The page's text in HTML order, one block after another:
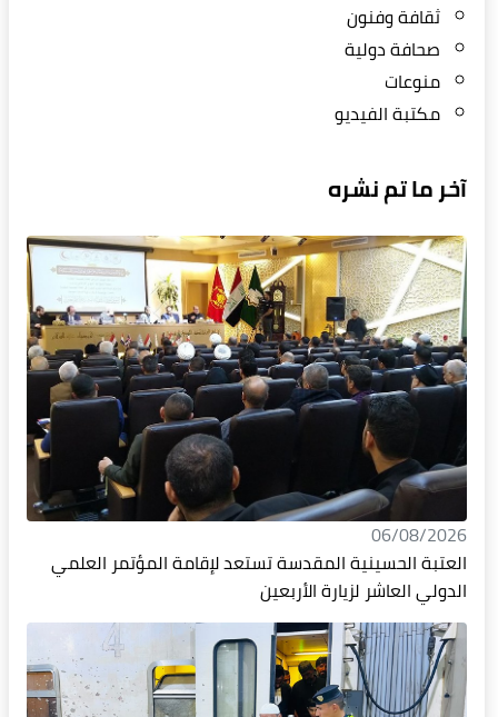
ثقافة وفنون
صحافة دولية
منوعات
مكتبة الفيديو
آخر ما تم نشره
06/08/2026
العتبة الحسينية المقدسة تستعد لإقامة المؤتمر العلمي
الدولي العاشر لزيارة الأربعين